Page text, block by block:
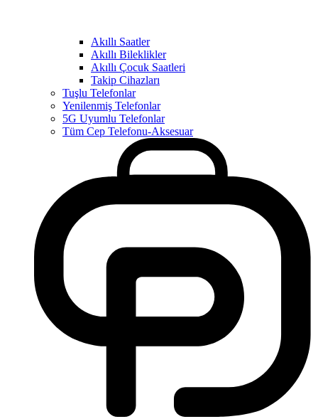
Akıllı Saatler
Akıllı Bileklikler
Akıllı Çocuk Saatleri
Takip Cihazları
Tuşlu Telefonlar
Yenilenmiş Telefonlar
5G Uyumlu Telefonlar
Tüm Cep Telefonu-Aksesuar